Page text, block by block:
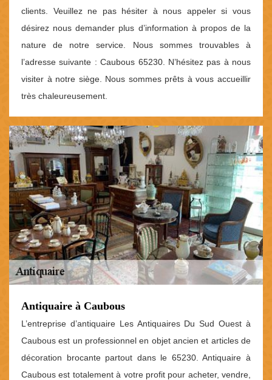
clients. Veuillez ne pas hésiter à nous appeler si vous
désirez nous demander plus d’information à propos de la
nature de notre service. Nous sommes trouvables à
l’adresse suivante : Caubous 65230. N’hésitez pas à nous
visiter à notre siège. Nous sommes prêts à vous accueillir
très chaleureusement.
Antiquaire à Caubous
L’entreprise d’antiquaire Les Antiquaires Du Sud Ouest à
Caubous est un professionnel en objet ancien et articles de
décoration brocante partout dans le 65230. Antiquaire à
Caubous est totalement à votre profit pour acheter, vendre,